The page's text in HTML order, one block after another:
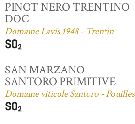
PINOT NERO TRENTINO
DOC
Domaine Lavis 1948 - Trentin
SAN MARZANO
SANTORO PRIMITIVE
Domaine viticole Santoro - Pouilles